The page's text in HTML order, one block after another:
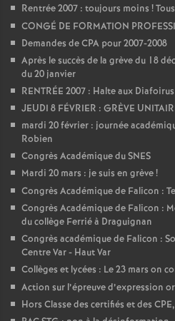
Rentrée 2007 : toujours moins !
CONGÉ DE FORMATION
Demandes de CPA pour 2007-2008
Après le succès de la grève du 18
du 20 janvier
RENTRÉE 2007 : Halte aux
JEUDI 8 FÉVRIER : GRÈVE
mardi 20 février : journée
Robien
Congrès Académique du SNES
Mardi 20 mars : je suis en grève!
Congrès Académique de Falicon :
Congrès Académique de Falicon :
du collège Ferrié à Draguignan
Congrès académique de Falicon :
Centre Var - Haut Var
Collèges et lycées : Le 23 mars on
Action sur l’épreuve d’expression
Hors Classe des certifiés et des